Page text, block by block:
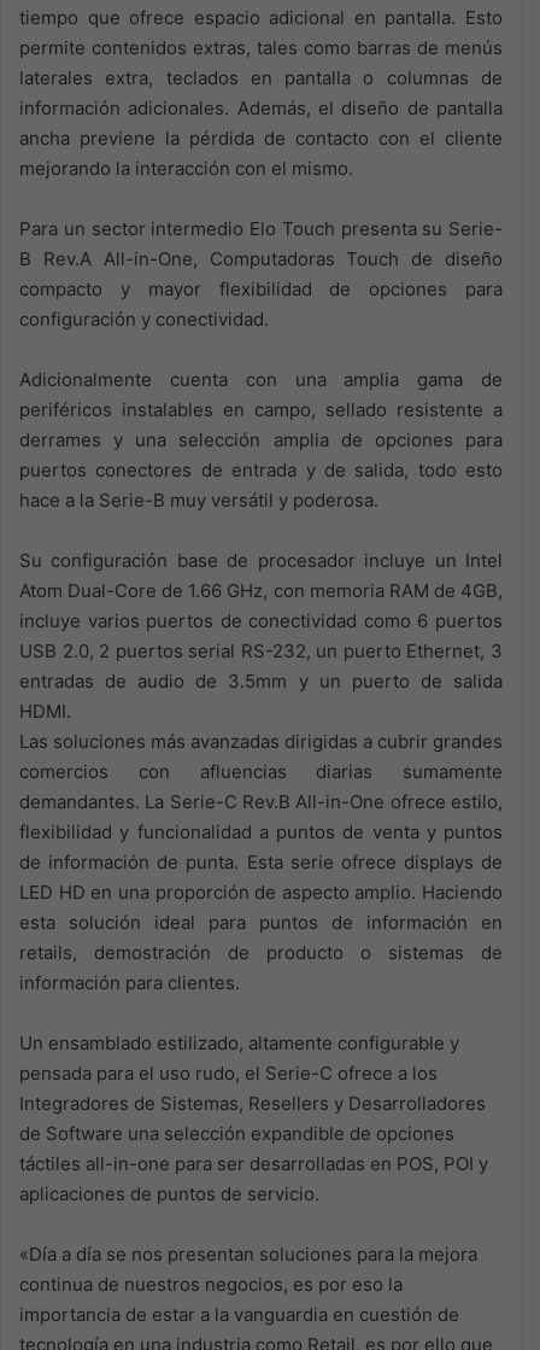
tiempo que ofrece espacio adicional en pantalla. Esto
permite contenidos extras, tales como barras de menús
laterales extra, teclados en pantalla o columnas de
información adicionales. Además, el diseño de pantalla
ancha previene la pérdida de contacto con el cliente
mejorando la interacción con el mismo.
Para un sector intermedio Elo Touch presenta su Serie-
B Rev.A All-in-One, Computadoras Touch de diseño
compacto y mayor flexibilidad de opciones para
configuración y conectividad.
Adicionalmente cuenta con una amplia gama de
periféricos instalables en campo, sellado resistente a
derrames y una selección amplia de opciones para
puertos conectores de entrada y de salida, todo esto
hace a la Serie-B muy versátil y poderosa.
Su configuración base de procesador incluye un Intel
Atom Dual-Core de 1.66 GHz, con memoria RAM de 4GB,
incluye varios puertos de conectividad como 6 puertos
USB 2.0, 2 puertos serial RS-232, un puerto Ethernet, 3
entradas de audio de 3.5mm y un puerto de salida
HDMI.
Las soluciones más avanzadas dirigidas a cubrir grandes
comercios con afluencias diarias sumamente
demandantes. La Serie-C Rev.B All-in-One ofrece estilo,
flexibilidad y funcionalidad a puntos de venta y puntos
de información de punta. Esta serie ofrece displays de
LED HD en una proporción de aspecto amplio. Haciendo
esta solución ideal para puntos de información en
retails, demostración de producto o sistemas de
información para clientes.
Un ensamblado estilizado, altamente configurable y
pensada para el uso rudo, el Serie-C ofrece a los
Integradores de Sistemas, Resellers y Desarrolladores
de Software una selección expandible de opciones
táctiles all-in-one para ser desarrolladas en POS, POI y
aplicaciones de puntos de servicio.
«Día a día se nos presentan soluciones para la mejora
continua de nuestros negocios, es por eso la
importancia de estar a la vanguardia en cuestión de
tecnología en una industria como Retail, es por ello que